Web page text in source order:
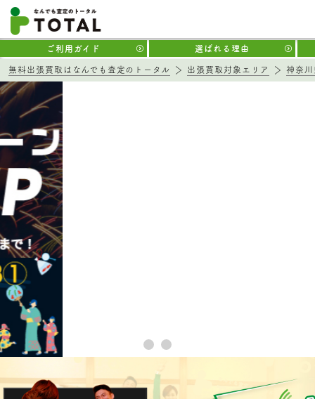
ご利用ガイド 選ばれる理由
無料出張買取はなんでも査定のトータル 出張買取対象エリア 神奈川